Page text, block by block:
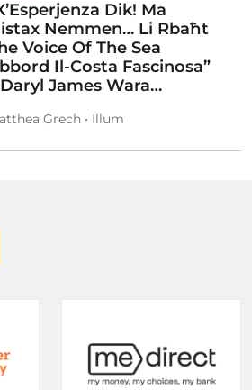
Dik! Ma
Nemmen… Li Rbaħt
Voice Of The Sea
Il-Costa Fascinosa”
James Wara…
Grech • Illum